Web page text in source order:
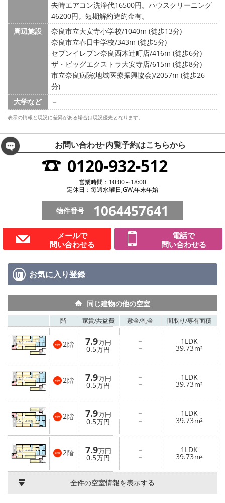
去時エアコン洗浄代16500円。ハウスクリーニング
46200円。短期解約違約金有。
周辺施設
奈良市立大安寺小学校/1040m (徒歩13分)
奈良市立春日中学校/343m (徒歩5分)
セブンイレブン奈良西木辻町店/416m (徒歩6分)
ザ・ビッグエクストラ大安寺店/615m (徒歩8分)
市立奈良病院(地域医療振興協会)/2057m (徒歩26
分)
大学など
－
表示の情報と現況に差異がある場合は現況優先となります。
お問い合わせ·内覧予約はこちらから
0120-932-512
営業時間：10:00～18:00
定休日：毎週水曜日,GW,年末年始
物件番号 1064457641
メールで
問い合わせる
電話で
問い合わせる
お気に入り登録
同じ建物の他の空室
階 家賃/共益費 敷金/礼金 間取り/専有面積
2階 7.9万円
0.5万円
－
－
1LDK
39.73m²
2階 7.9万円
0.5万円
－
－
1LDK
39.73m²
2階 7.9万円
0.5万円
－
－
1LDK
39.73m²
2階 7.9万円
0.5万円
－
－
1LDK
39.73m²
全件の空室情報を表示する